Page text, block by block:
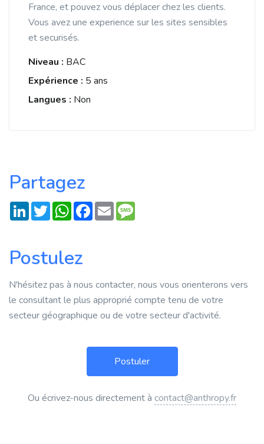
France, et pouvez vous déplacer chez les clients.
Vous avez une experience sur les sites sensibles
et securisés.
Niveau : BAC
Expérience : 5 ans
Langues : Non
Partagez
LinkedInTwitterWhatsApp
Facebook
Email
Postulez
N'hésitez pas à nous contacter, nous vous orienterons vers
le consultant le plus approprié compte tenu de votre
secteur géographique ou de votre secteur d'activité.
Ou écrivez-nous directement à contact@anthropy.fr